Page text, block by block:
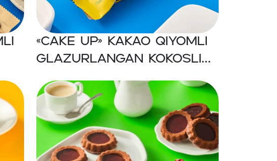
«CAKE UP» Kakao qiyomli
glazurlangan kokosli